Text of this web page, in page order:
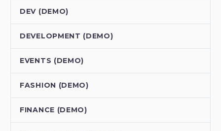
DEV (DEMO)
DEVELOPMENT (DEMO)
EVENTS (DEMO)
FASHION (DEMO)
FINANCE (DEMO)